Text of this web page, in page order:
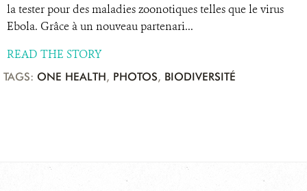
la tester pour des maladies zoonotiques telles que le virus
Ebola. Grâce à un nouveau partenari...
READ THE STORY
TAGS: ONE HEALTH, PHOTOS, BIODIVERSITÉ